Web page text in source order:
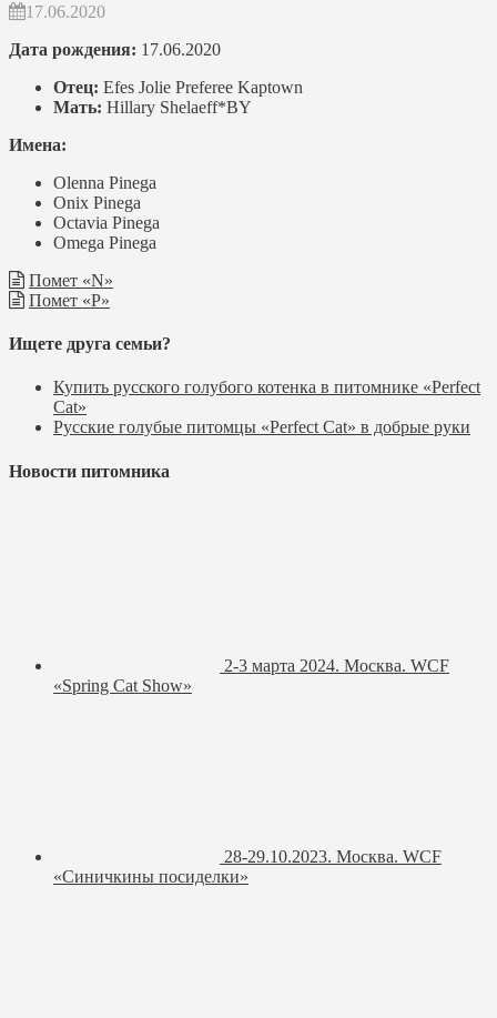
17.06.2020
Дата рождения: 17.06.2020
Отец: Efes Jolie Preferee Kaptown
Мать: Hillary Shelaeff*BY
Имена:
Olenna Pinega
Onix Pinega
Octavia Pinega
Omega Pinega
Помет «N»
Помет «P»
Ищете друга семьи?
Купить русского голубого котенка в питомнике «Perfect
Cat»
Русские голубые питомцы «Perfect Cat» в добрые руки
Новости питомника
2-3 марта 2024. Москва. WCF
«Spring Cat Show»
28-29.10.2023. Москва. WCF
«Синичкины посиделки»